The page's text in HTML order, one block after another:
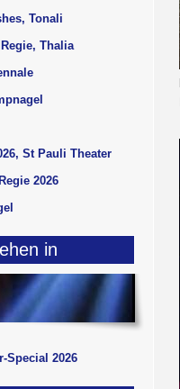
Tonali
Thalia
St Pauli Theater
2026
in
Special 2026